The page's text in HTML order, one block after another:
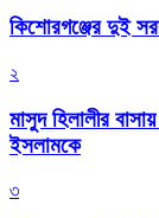
কিশোরগঞ্জের দুই
২
মাসুদ হিলালীর
ইসলামকে
৩